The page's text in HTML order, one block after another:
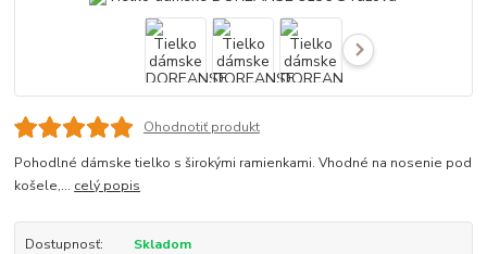
Ohodnotiť produkt
Pohodlné dámske tielko s širokými ramienkami. Vhodné na nosenie pod
košele,... celý popis
Dostupnosť:
Skladom